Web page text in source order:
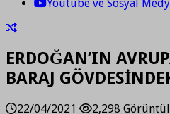
Youtube ve Sosyal
ERDOĞAN’IN
BARAJ
22/04/2021 2,298